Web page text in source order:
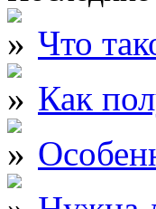
Что
Как